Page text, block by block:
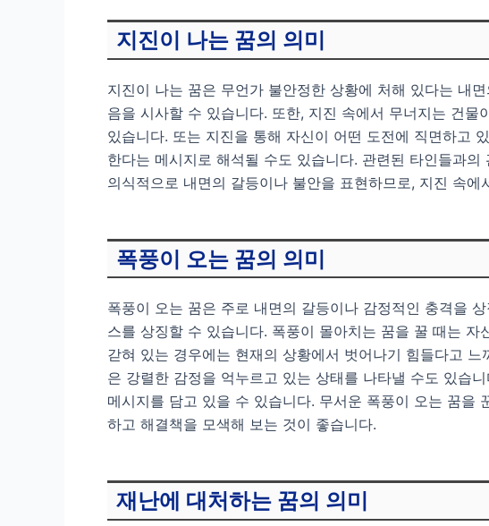
지진이 나는 꿈의 의미
지진이 나는 꿈은 무언가 불안정한 상황에 처해 있다는 내
음을 시사할 수 있습니다. 또한, 지진 속에서 무너지는 건
있습니다. 또는 지진을 통해 자신이 어떤 도전에 직면하고
한다는 메시지로 해석될 수도 있습니다. 관련된 타인들과
의식적으로 내면의 갈등이나 불안을 표현하므로, 지진 속
폭풍이 오는 꿈의 의미
폭풍이 오는 꿈은 주로 내면의 갈등이나 감정적인 충격을
스를 상징할 수 있습니다. 폭풍이 몰아치는 꿈을 꿀 때는
갇혀 있는 경우에는 현재의 상황에서 벗어나기 힘들다고
은 강렬한 감정을 억누르고 있는 상태를 나타낼 수도 있습
메시지를 담고 있을 수 있습니다. 무서운 폭풍이 오는 꿈을
하고 해결책을 모색해 보는 것이 좋습니다.
재난에 대처하는 꿈의 의미